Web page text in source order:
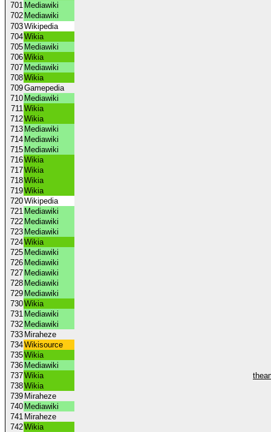
701 Mediawiki
702 Mediawiki
703Wikipedia
704Wikia
705 Mediawiki
706Wikia
707 Mediawiki
708Wikia
709Gamepedia
710 Mediawiki
711Wikia
712Wikia
713 Mediawiki
714 Mediawiki
715 Mediawiki
716Wikia
717Wikia
718Wikia
719Wikia
720Wikipedia
721 Mediawiki
722 Mediawiki
723 Mediawiki
724Wikia
725 Mediawiki
726 Mediawiki
727 Mediawiki
728 Mediawiki
729 Mediawiki
730Wikia
731 Mediawiki
732 Mediawiki
733 Miraheze
734Wikisource
735Wikia
736 Mediawiki
737Wikia
738Wikia
739 Miraheze
740 Mediawiki
741 Miraheze
742Wikia